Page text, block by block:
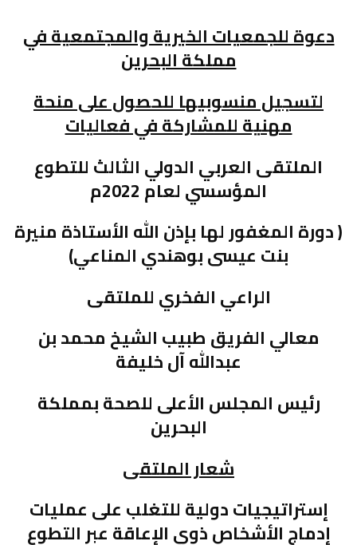
دعوة للجمعيات الخيرية والمجتمعية في
مملكة البحرين
لتسجيل منسوبيها للحصول على منحة
مهنية للمشاركة في فعاليات
الملتقى العربي الدولي الثالث للتطوع
المؤسسي لعام 2022م
( دورة المغفور لها بإذن الله الأستاذة منيرة
بنت عيسى بوهندي المناعي)
الراعي الفخري للملتقى
معالي الفريق طبيب الشيخ محمد بن
عبدالله آل خليفة
رئيس المجلس الأعلى للصحة بمملكة
البحرين
شعار الملتقى
إستراتيجيات دولية للتغلب على عمليات
إدماج الأشخاص ذوي الإعاقة عبر التطوع